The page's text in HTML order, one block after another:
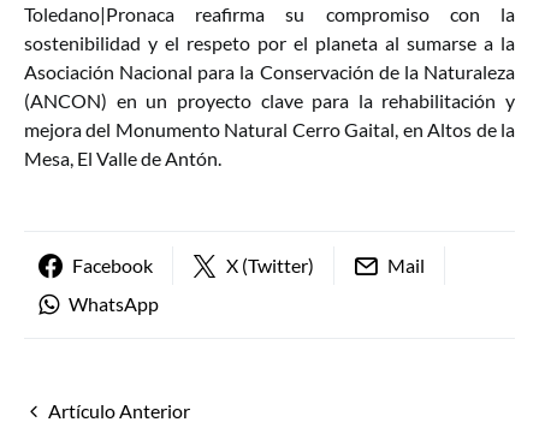
Toledano|Pronaca reafirma su compromiso con la
sostenibilidad y el respeto por el planeta al sumarse a la
Asociación Nacional para la Conservación de la Naturaleza
(ANCON) en un proyecto clave para la rehabilitación y
mejora del Monumento Natural Cerro Gaital, en Altos de la
Mesa, El Valle de Antón.
Facebook X (Twitter)
Mail
WhatsApp
Artículo Anterior